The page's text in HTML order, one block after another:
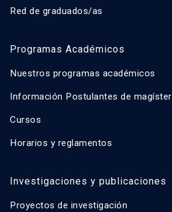
Red de graduados/as
Programas Académicos
Nuestros programas académicos
Información Postulantes de magíster
Cursos
Horarios y reglamentos
Investigaciones y publicaciones
Proyectos de investigación